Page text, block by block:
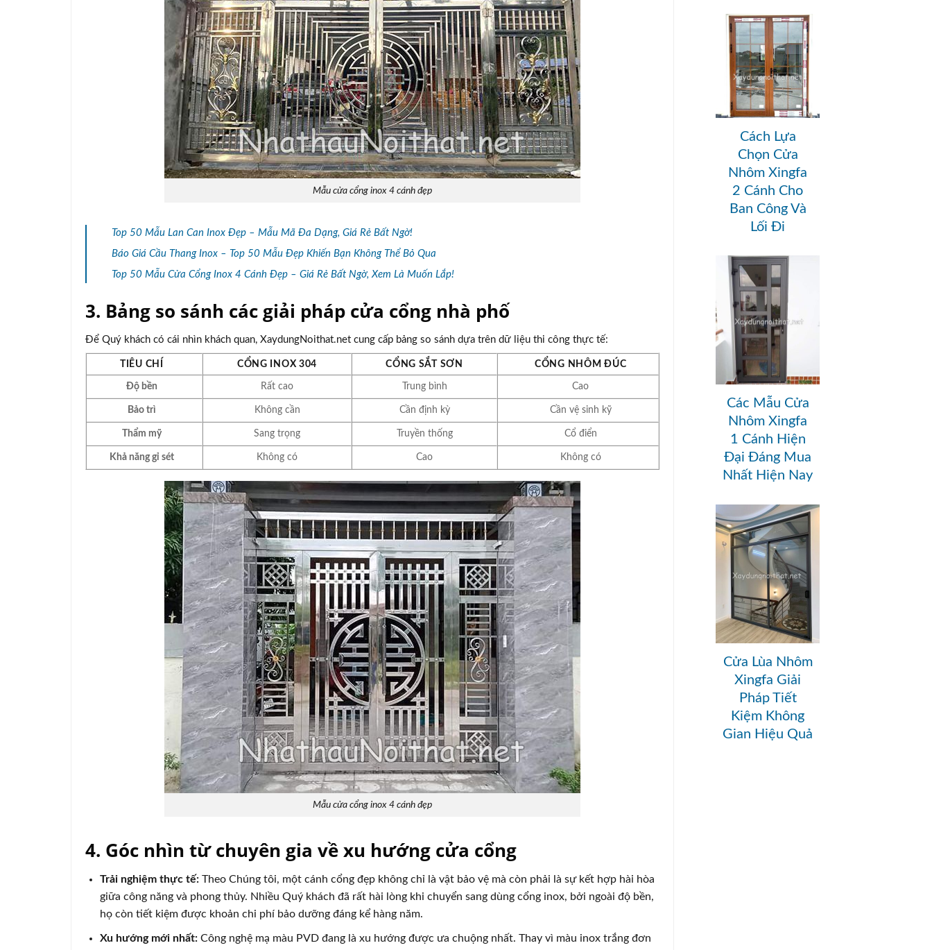
Cách Lựa
Chọn Cửa
Nhôm Xingfa
2 Cánh Cho
Ban Công Và
Lối Đi
Các Mẫu Cửa
Nhôm Xingfa
1 Cánh Hiện
Đại Đáng Mua
Nhất Hiện Nay
Cửa Lùa Nhôm
Xingfa Giải
Pháp Tiết
Kiệm Không
Gian Hiệu Quả
Mẫu cửa cổng inox 4 cánh đẹp
Top 50 Mẫu Lan Can Inox Đẹp – Mẫu Mã Đa Dạng, Giá Rẻ Bất Ngờ!
Báo Giá Cầu Thang Inox – Top 50 Mẫu Đẹp Khiến Bạn Không Thể Bỏ Qua
Top 50 Mẫu Cửa Cổng Inox 4 Cánh Đẹp – Giá Rẻ Bất Ngờ, Xem Là Muốn Lắp!
3. Bảng so sánh các giải pháp cửa cổng nhà phố
Để Quý khách có cái nhìn khách quan, XaydungNoithat.net cung cấp bảng so sánh dựa trên dữ liệu thi công thực tế:
TIÊU CHÍ CỔNG INOX 304 CỔNG SẮT SƠN CỔNG NHÔM ĐÚC
Độ bền Rất cao Trung bình Cao
Bảo trì Không cần Cần định kỳ Cần vệ sinh kỹ
Thẩm mỹ Sang trọng Truyền thống Cổ điển
Khả năng gỉ sét Không có Cao Không có
Mẫu cửa cổng inox 4 cánh đẹp
4. Góc nhìn từ chuyên gia về xu hướng cửa cổng
Trải nghiệm thực tế:Theo Chúng tôi, một cánh cổng đẹp không chỉ là vật bảo vệ mà còn phải là sự kết hợp hài hòa
giữa công năng và phong thủy. Nhiều Quý khách đã rất hài lòng khi chuyển sang dùng cổng inox, bởi ngoài độ bền,
họ còn tiết kiệm được khoản chi phí bảo dưỡng đáng kể hàng năm.
Xu hướng mới nhất:Công nghệ mạ màu PVD đang là xu hướng được ưa chuộng nhất. Thay vì màu inox trắng đơn